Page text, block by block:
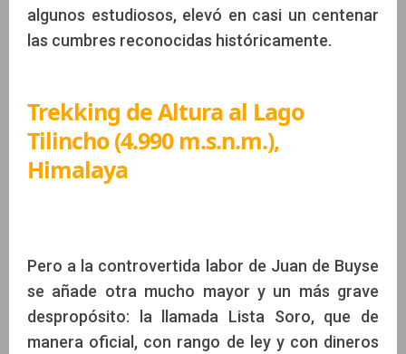
algunos estudiosos, elevó en casi un centenar
las cumbres reconocidas históricamente.
Trekking de Altura al Lago
Tilincho (4.990 m.s.n.m.),
Himalaya
Pero a la controvertida labor de Juan de Buyse
se añade otra mucho mayor y un más grave
despropósito: la llamada Lista Soro, que de
manera oficial, con rango de ley y con dineros